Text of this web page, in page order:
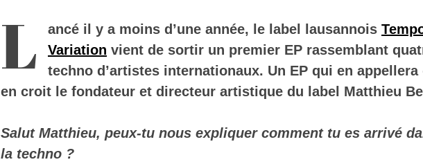
L ancé il y a moins d’une année, le label lausannois
Variation vient de sortir un premier EP rassemblant
techno d’artistes internationaux. Un EP qui en appellera
en croit le fondateur et directeur artistique du label Matthieu
Salut Matthieu, peux-tu nous expliquer comment tu es arrivé
la techno ?